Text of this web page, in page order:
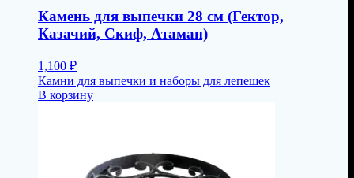
Камень для выпечки 28 см (Гектор,
Казачий, Скиф, Атаман)
1,100 ₽
Камни для выпечки и наборы для лепешек
В корзину